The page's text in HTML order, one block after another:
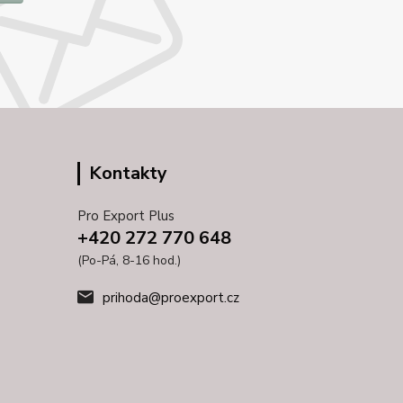
Kontakty
Pro Export Plus
+420 272 770 648
(Po-Pá, 8-16 hod.)
prihoda@proexport.cz